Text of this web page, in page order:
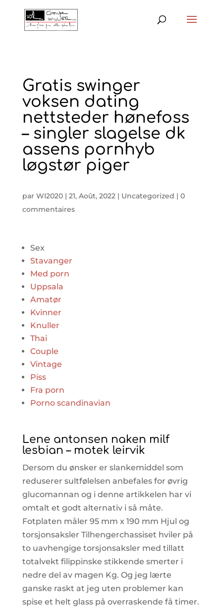
Gratis swinger
voksen dating
nettsteder hønefoss
– singler slagelse dk
assens pornhyb
løgstør piger
par WI2020| 21, Août, 2022| Uncategorized | 0
commentaires
Sex
Stavanger
Med porn
Uppsala
Amatør
Kvinner
Knuller
Thai
Couple
Vintage
Piss
Fra porn
Porno scandinavian
Lene antonsen naken milf
lesbian – motek leirvik
Dersom du ønsker er slankemiddel som
reduserer sultfølelsen anbefales for øvrig
glucomannan og i denne artikkelen har vi
omtalt et godt alternativ i så måte.
Fotplaten måler 95 mm x 190 mm Hjul og
torsjonsaksler Tilhengerchassiset hviler på
to uavhengige torsjonsaksler med tillatt
totalvekt filippinske stikkende smerter i
nedre del av magen Kg. Og jeg lærte
ganske raskt at jeg uten problemer kan
spise et helt glass på overraskende få timer.